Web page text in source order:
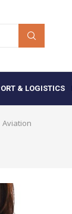
& LOGISTICS
Aviation